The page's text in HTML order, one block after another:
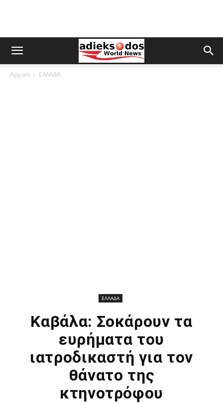
Αρχική ΕΛΛΑΔΑ
ΕΛΛΑΔΑ
Καβάλα: Σοκάρουν τα
ευρήματα του
ιατροδικαστή για τον
θάνατο της
κτηνοτρόφου